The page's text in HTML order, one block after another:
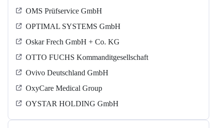
OMS Prüfservice GmbH
OPTIMAL SYSTEMS GmbH
Oskar Frech GmbH + Co. KG
OTTO FUCHS Kommanditgesellschaft
Ovivo Deutschland GmbH
OxyCare Medical Group
OYSTAR HOLDING GmbH